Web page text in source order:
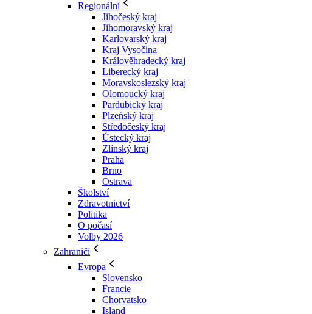
Regionální
Jihočeský kraj
Jihomoravský kraj
Karlovarský kraj
Kraj Vysočina
Králověhradecký kraj
Liberecký kraj
Moravskoslezský kraj
Olomoucký kraj
Pardubický kraj
Plzeňský kraj
Středočeský kraj
Ústecký kraj
Zlínský kraj
Praha
Brno
Ostrava
Školství
Zdravotnictví
Politika
O počasí
Volby 2026
Zahraničí
Evropa
Slovensko
Francie
Chorvatsko
Island